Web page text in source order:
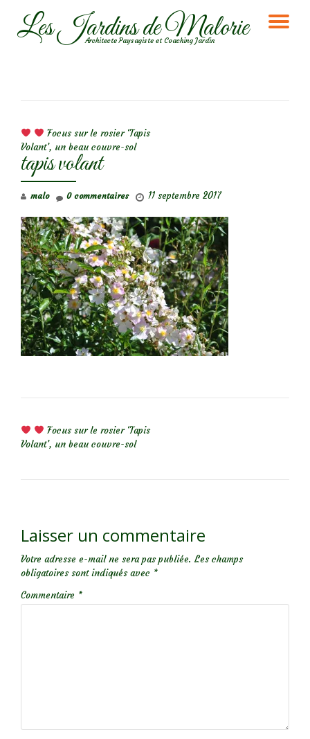
AllerLes Jardins de Malorie
Architecte Paysagiste et Coaching Jardin
Focus sur le rosier ‘Tapis
Volant’, un beau couvre-sol
tapis volant
malo 11 septembre 2017
0 commentaires
Focus sur le rosier ‘Tapis
Volant’, un beau couvre-sol
Laisser un commentaire
Votre adresse e-mail ne sera pas publiée. Les champs
obligatoires sont indiqués avec *
Commentaire *